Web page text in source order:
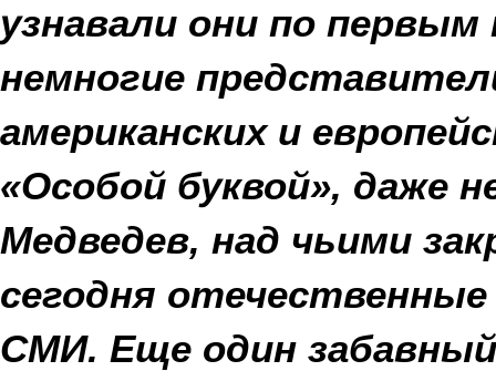
узнавали они по
немногие
американских и
«Особой буквой», даже
Медведев, над чьими
сегодня
СМИ. Еще один